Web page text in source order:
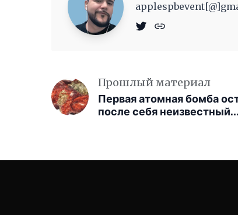
Прошлый материал
Первая атомная бомба
после себя неизвестный